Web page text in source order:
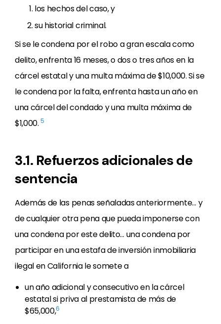
los hechos del caso, y
su historial criminal.
Si se le condena por el robo a gran escala como
delito, enfrenta 16 meses, o dos o tres años en la
cárcel estatal y una multa máxima de $10,000. Si se
le condena por la falta, enfrenta hasta un año en
una cárcel del condado y una multa máxima de
$1,000.5
3.1. Refuerzos adicionales de
sentencia
Además de las penas señaladas anteriormente… y
de cualquier otra pena que pueda imponerse con
una condena por este delito… una condena por
participar en una estafa de inversión inmobiliaria
ilegal en California le somete a
un año adicional y consecutivo en la cárcel
estatal si priva al prestamista de más de
$65,000,6